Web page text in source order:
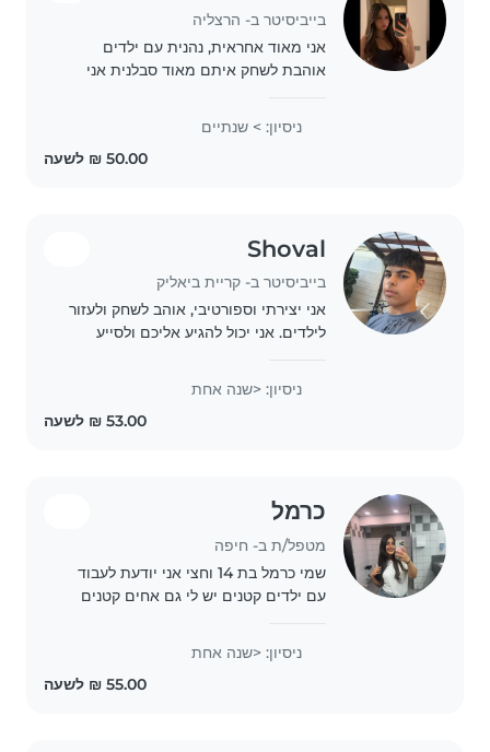
בייביסיטר ב- הרצליה
אני מאוד אחראית, נהנית עם ילדים
אוהבת לשחק איתם מאוד סבלנית אני
ניסיון: > שנתיים
Shoval
בייביסיטר ב- קריית ביאליק
אני יצירתי וספורטיבי, אוהב לשחק ולעזור
לילדים. אני יכול להגיע אליכם ולסייע
ניסיון: <שנה אחת
כרמל
מטפל/ת ב- חיפה
שמי כרמל בת 14 וחצי אני יודעת לעבוד
עם ילדים קטנים יש לי גם אחים קטנים
ניסיון: <שנה אחת